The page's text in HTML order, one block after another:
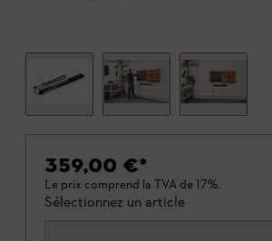
359,00 €*
Le prix comprend la TVA de 17%.
Sélectionnez un article